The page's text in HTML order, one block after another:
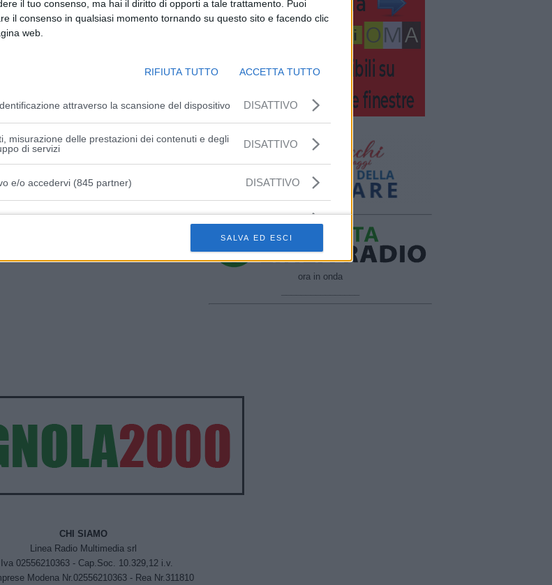
il tuo consenso, ma hai il diritto di opporti a tale trattamento. Puoi
il consenso in qualsiasi momento tornando su questo sito e facendo clic
web.
RIFIUTA TUTTO ACCETTA TUTTO
attraverso la scansione del dispositivo DISATTIVO
misurazione delle prestazioni dei contenuti e degli
di servizi
DISATTIVO
e/o accedervi (845 partner) DISATTIVO
SALVA ED ESCI
Stefano Bonaccini, la
di Castelnuovo Massimo Paradisi
alla Cultura Stefano Solignani.
Articolo successivo
Agroalimentare, l’Emilia-Romagna
incontra la Nouvelle Aquitaine
ora in onda
CHI SIAMO
Linea Radio Multimedia srl
02556210363 - Cap.Soc. 10.329,12 i.v.
Modena Nr.02556210363 - Rea Nr.311810